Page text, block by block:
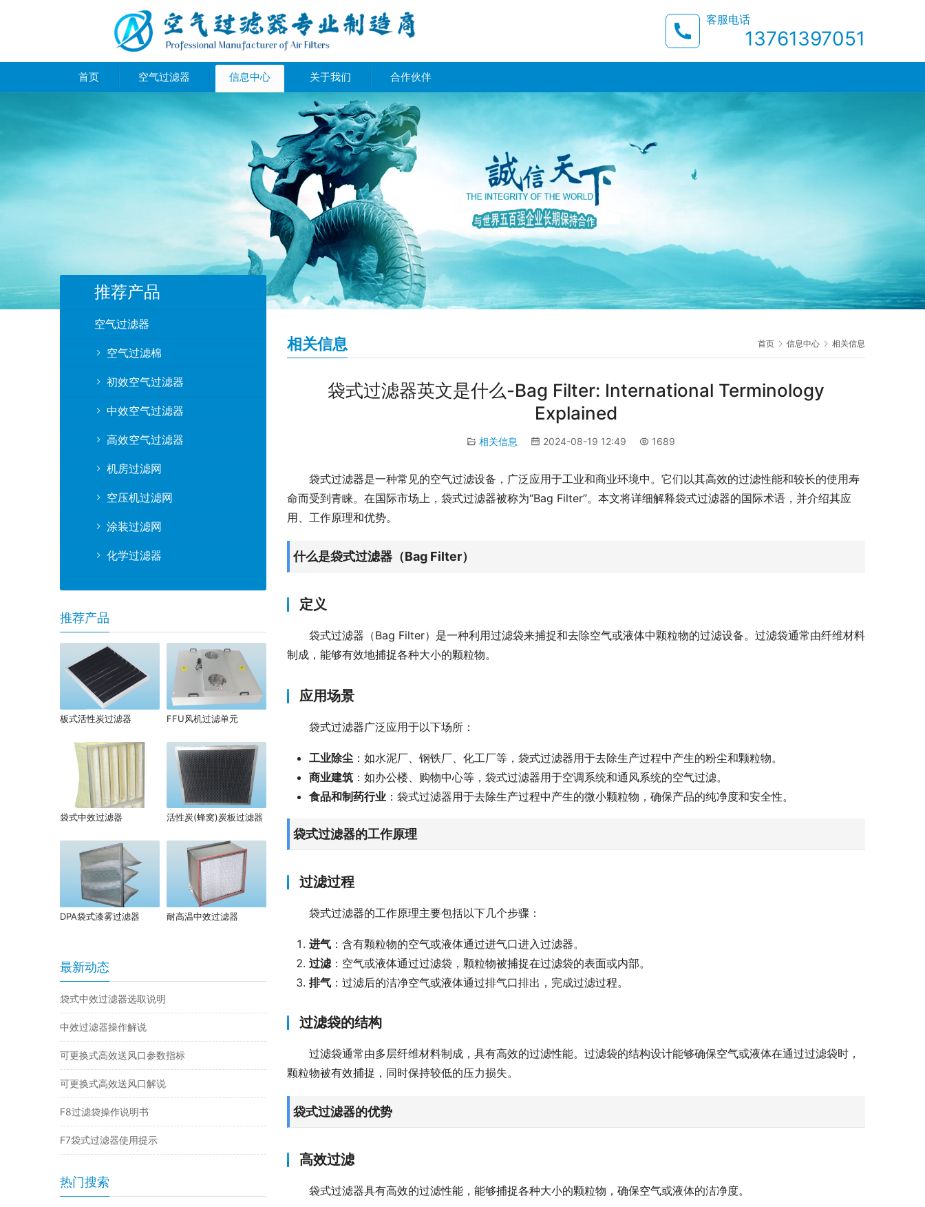
客服电话
13761397051
首页 空气过滤器 信息中心 关于我们 合作伙伴
首页 信息中心 相关信息
相关信息
袋式过滤器英文是什么-Bag Filter: International Terminology
Explained
相关信息 2024-08-19 12:49 1689
袋式过滤器是一种常见的空气过滤设备，广泛应用于工业和商业环境中。它们以其高效的过滤性能和较长的使用寿
命而受到青睐。在国际市场上，袋式过滤器被称为“Bag Filter”。本文将详细解释袋式过滤器的国际术语，并介绍其应
用、工作原理和优势。
什么是袋式过滤器（Bag Filter）
定义
袋式过滤器（Bag Filter）是一种利用过滤袋来捕捉和去除空气或液体中颗粒物的过滤设备。过滤袋通常由纤维材料
制成，能够有效地捕捉各种大小的颗粒物。
应用场景
袋式过滤器广泛应用于以下场所：
工业除尘 ：如水泥厂、钢铁厂、化工厂等，袋式过滤器用于去除生产过程中产生的粉尘和颗粒物。
商业建筑 ：如办公楼、购物中心等，袋式过滤器用于空调系统和通风系统的空气过滤。
食品和制药行业 ：袋式过滤器用于去除生产过程中产生的微小颗粒物，确保产品的纯净度和安全性。
袋式过滤器的工作原理
过滤过程
袋式过滤器的工作原理主要包括以下几个步骤：
进气 ：含有颗粒物的空气或液体通过进气口进入过滤器。
过滤：空气或液体通过过滤袋，颗粒物被捕捉在过滤袋的表面或内部。
排气 ：过滤后的洁净空气或液体通过排气口排出，完成过滤过程。
过滤袋的结构
过滤袋通常由多层纤维材料制成，具有高效的过滤性能。过滤袋的结构设计能够确保空气或液体在通过过滤袋时，
颗粒物被有效捕捉，同时保持较低的压力损失。
袋式过滤器的优势
高效过滤
袋式过滤器具有高效的过滤性能，能够捕捉各种大小的颗粒物，确保空气或液体的洁净度。
推荐产品
空气过滤器
空气过滤棉
初效空气过滤器
中效空气过滤器
高效空气过滤器
机房过滤网
空压机过滤网
涂装过滤网
化学过滤器
推荐产品
板式活性炭过滤器 FFU风机过滤单元
袋式中效过滤器 活性炭(蜂窝)炭板过滤器
DPA袋式漆雾过滤器 耐高温中效过滤器
最新动态
袋式中效过滤器选取说明
中效过滤器操作解说
可更换式高效送风口参数指标
可更换式高效送风口解说
F8过滤袋操作说明书
F7袋式过滤器使用提示
热门搜索